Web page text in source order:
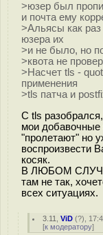
>юзер был
и почта ему
>Альясы как раз
юзера их
>и не было, но
>квота не
>Насчет tls -
применения
>tls патча и
С tls
мои добавочные
"пролетают" но
воспроизвести
косяк.
В ЛЮБОМ
там не так,
всех ситуациях.
3.11 ,ViD (?),
[к модератору]